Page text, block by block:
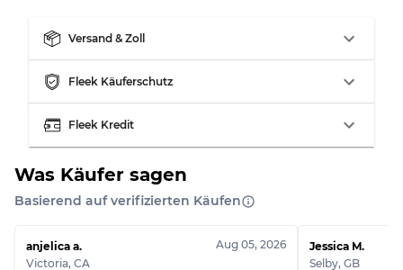
Versand & Zoll
Fleek Käuferschutz
Fleek Kredit
Was Käufer sagen
Basierend auf verifizierten Käufen
anjelica a.
Victoria, CA
Aug 05, 2026
Jessica M.
Selby, GB